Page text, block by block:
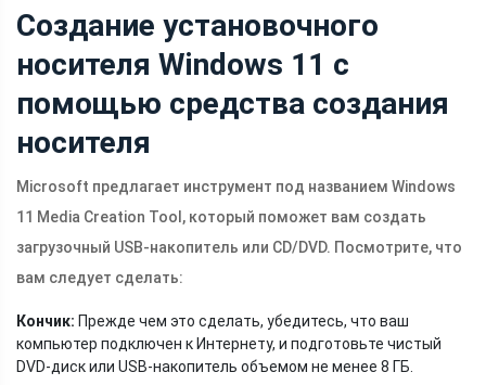
Создание установочного
носителя Windows 11 с
помощью средства создания
носителя
Microsoft предлагает инструмент под названием Windows
11 Media Creation Tool, который поможет вам создать
загрузочный USB-накопитель или CD/DVD. Посмотрите, что
вам следует сделать:
Кончик: Прежде чем это сделать, убедитесь, что ваш
компьютер подключен к Интернету, и подготовьте чистый
DVD-диск или USB-накопитель объемом не менее 8 ГБ.